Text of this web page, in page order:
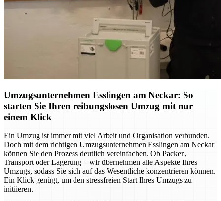
Umzugsunternehmen Esslingen am Neckar: So
starten Sie Ihren reibungslosen Umzug mit nur
einem Klick
Ein Umzug ist immer mit viel Arbeit und Organisation verbunden.
Doch mit dem richtigen Umzugsunternehmen Esslingen am Neckar
können Sie den Prozess deutlich vereinfachen. Ob Packen,
Transport oder Lagerung – wir übernehmen alle Aspekte Ihres
Umzugs, sodass Sie sich auf das Wesentliche konzentrieren können.
Ein Klick genügt, um den stressfreien Start Ihres Umzugs zu
initiieren.